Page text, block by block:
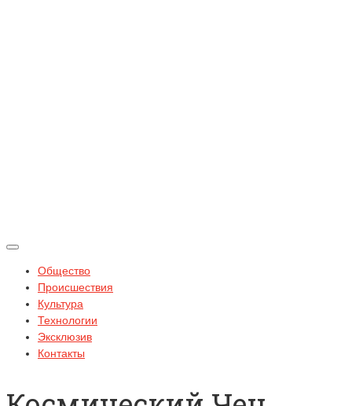
Общество
Происшествия
Культура
Технологии
Эксклюзив
Контакты